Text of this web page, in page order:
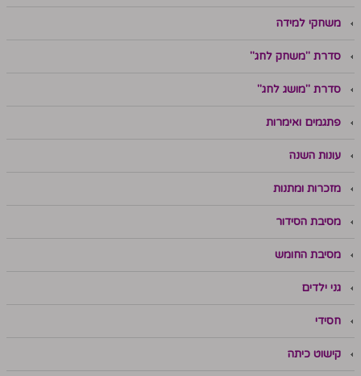
משחקי למידה
סדרת "משחק לחג"
סדרת "מושג לחג"
פתגמים ואימרות
עונות השנה
מזכרות ומתנות
מסיבת הסידור
מסיבת החומש
גני ילדים
חסידי
קישוט כיתה